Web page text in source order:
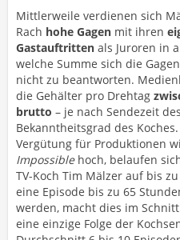
Mittlerweile verdienen sich
Rach hohe Gagen mit ihren
Gastauftritten als Juroren in
welche Summe sich die
nicht zu beantworten.
die Gehälter pro Drehtag
brutto – je nach Sendezeit
Bekanntheitsgrad des
Vergütung für Produktionen
Impossible hoch, belaufen
TV-Koch Tim Mälzer auf bis
eine Episode bis zu 65
werden, macht dies im
eine einzige Folge der